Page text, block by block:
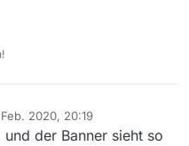
2020, 20:19
von
der Banner sieht so